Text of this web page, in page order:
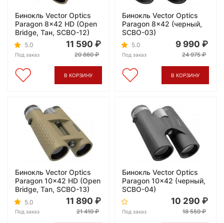
Бинокль Vector Optics
Paragon 8x42 HD (Open
Bridge, Тан, SCBO-12)
5.0
Под заказ
11 590
20 860
В КОРЗИНУ
Бинокль Vector Optics
Paragon 8x42 (черный,
SCBO-03)
5.0
Под заказ
9 990
24 975
В КОРЗИНУ
Бинокль Vector Optics
Paragon 10x42 HD (Open
Bridge, Tan, SCBO-13)
5.0
Под заказ
11 890
21 410
Бинокль Vector Optics
Paragon 10x42 (черный,
SCBO-04)
Под заказ
10 290
18 550